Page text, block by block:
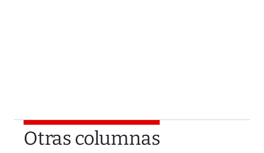
Otras columnas